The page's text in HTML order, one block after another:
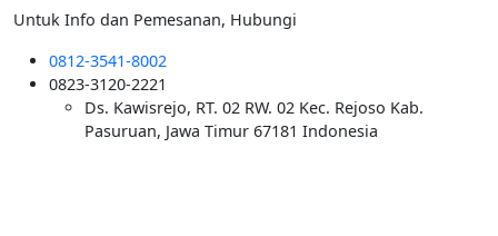
Untuk Info dan Pemesanan, Hubungi
0812-3541-8002
0823-3120-2221
Ds. Kawisrejo, RT. 02 RW. 02 Kec. Rejoso Kab.
Pasuruan, Jawa Timur 67181 Indonesia